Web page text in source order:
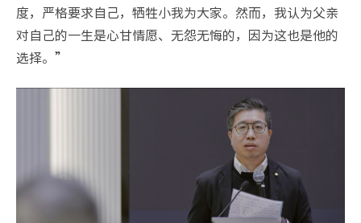
度，严格要求自己，牺牲小我为大家。然而，我认为父亲
对自己的一生是心甘情愿、无怨无悔的，因为这也是他的
选择。”